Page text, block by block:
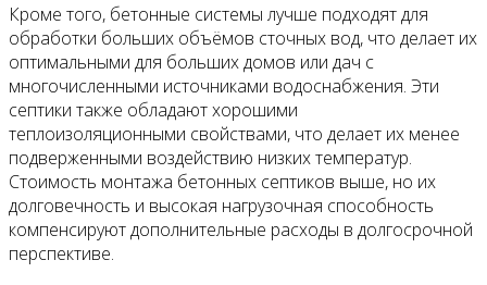
Кроме того, бетонные системы лучше подходят для
обработки больших объёмов сточных вод, что делает их
оптимальными для больших домов или дач с
многочисленными источниками водоснабжения. Эти
септики также обладают хорошими
теплоизоляционными свойствами, что делает их менее
подверженными воздействию низких температур.
Стоимость монтажа бетонных септиков выше, но их
долговечность и высокая нагрузочная способность
компенсируют дополнительные расходы в долгосрочной
перспективе.